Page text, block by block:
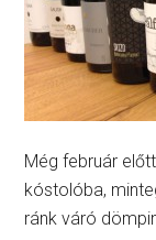
Még február
kóstolóba,
ránk váró